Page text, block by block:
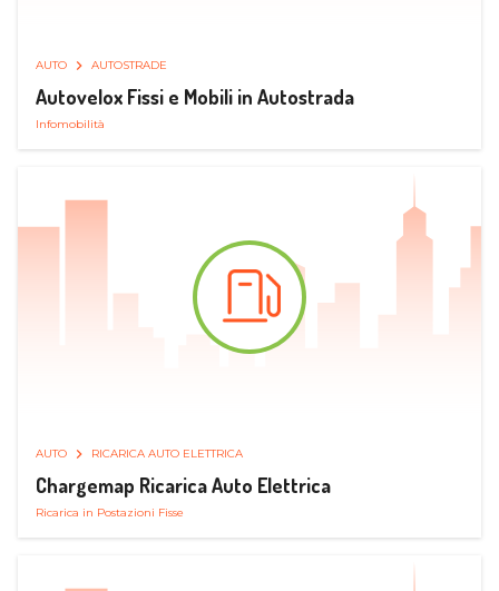
AUTO AUTOSTRADE
Autovelox Fissi e Mobili in Autostrada
Infomobilità
AUTO RICARICA AUTO ELETTRICA
Chargemap Ricarica Auto Elettrica
Ricarica in Postazioni Fisse